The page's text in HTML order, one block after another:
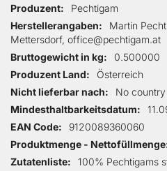
Produzent
Pechtigam
Herstellerangaben
Martin
Mettersdorf, office@pechtigam.at
Bruttogewicht in kg
0.500000
Produzent Land
Österreich
Nicht lieferbar nach
No
Mindesthaltbarkeitsdatum
EAN Code
9120089360060
Produktmenge - Nettofüllmenge
Zutatenliste
100% Pechtigams